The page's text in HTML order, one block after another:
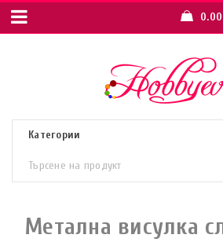
Метална висулка